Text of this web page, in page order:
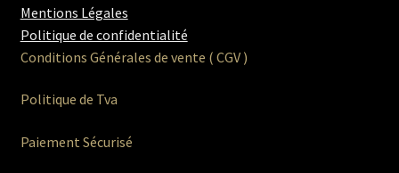
Mentions Légales
Politique de confidentialité
Conditions Générales de vente ( CGV )
Politique de Tva
Paiement Sécurisé